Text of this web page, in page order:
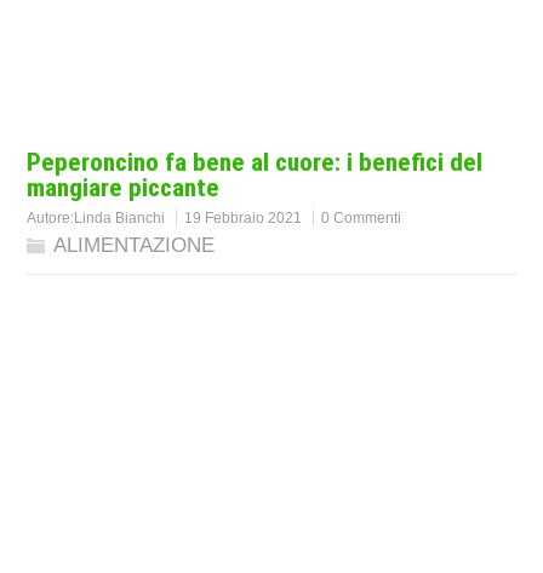
Peperoncino fa bene al cuore: i benefici del
mangiare piccante
Autore:Linda Bianchi 19 Febbraio 2021 0 Commenti
ALIMENTAZIONE